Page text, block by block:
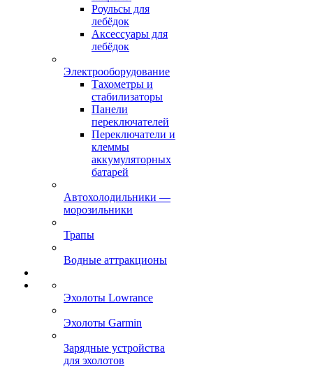
Роульсы для
лебёдок
Аксессуары для
лебёдок
Электрооборудование
Тахометры и
стабилизаторы
Панели
переключателей
Переключатели и
клеммы
аккумуляторных
батарей
Автохолодильники —
морозильники
Трапы
Водные аттракционы
Эхолоты Lowrance
Эхолоты Garmin
Зарядные устройства
для эхолотов